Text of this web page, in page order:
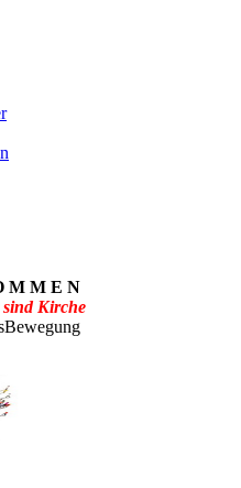
M M E N
sind Kirche